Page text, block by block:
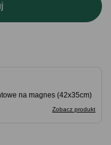
na magnes (42x35cm)
Zobacz produkt